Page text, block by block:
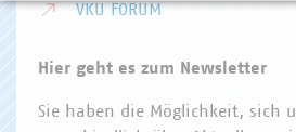
VKU FORUM
Hier geht es zum Newsletter
Sie haben die Möglichkeit, sich